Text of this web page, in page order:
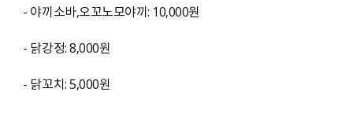
- 야끼소바,오꼬노모야끼: 10,000원
- 닭강정: 8,000원
- 닭꼬치: 5,000원